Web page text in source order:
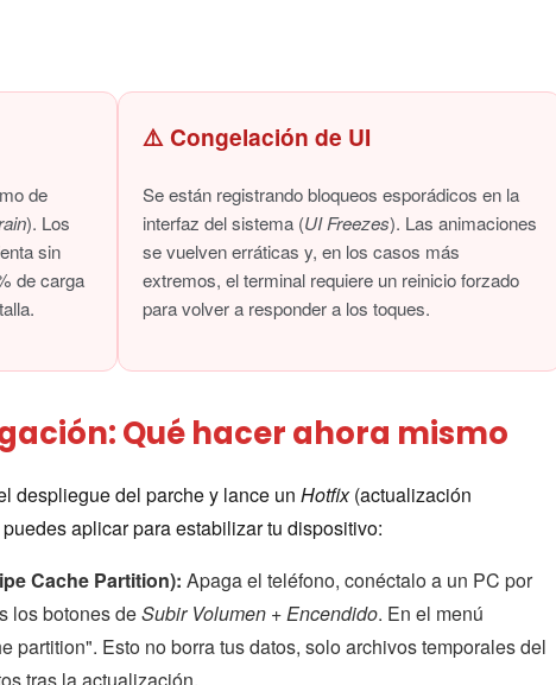
de
). Los
sin
de carga
⚠️ Congelación de UI
Se están registrando bloqueos esporádicos en la
interfaz del sistema (UI Freezes). Las animaciones
se vuelven erráticas y, en los casos más
extremos, el terminal requiere un reinicio forzado
para volver a responder a los toques.
Qué hacer ahora mismo
despliegue del parche y lance un Hotfix(actualización
aplicar para estabilizar tu dispositivo:
Cache Partition): Apaga el teléfono, conéctalo a un PC por
los botones deSubir Volumen + Encendido. En el menú
partition". Esto no borra tus datos, solo archivos temporales del
tras la actualización.